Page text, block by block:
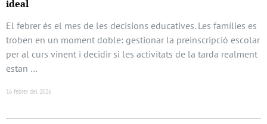
ideal
El febrer és el mes de les decisions educatives. Les famílies es
troben en un moment doble: gestionar la preinscripció escolar
per al curs vinent i decidir si les activitats de la tarda realment
estan …
16 febrer del 2026